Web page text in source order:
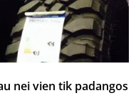
nei vien tik padangos